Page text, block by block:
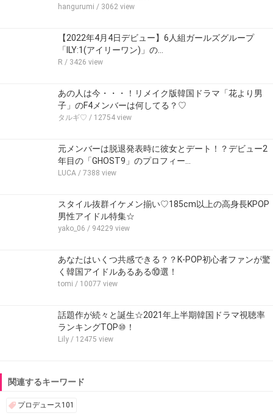
hangurumi / 3062 view
【2022年4月4日デビュー】6人組ガールズグループ
「ILY:1(アイリーワン)」の…
R / 3426 view
あの人は今・・・！リメイク版韓国ドラマ「花より男
子」のF4メンバーは何してる？♡
タルギ♡ / 12754 view
元メンバーは脱退発表時に彼女とデート！？デビュー2
年目の「GHOST9」のプロフィー…
LUCA / 7388 view
スタイル抜群イケメン揃い♡185cm以上の高身長KPOP
男性アイドル特集☆
yako_06 / 94229 view
あなたはいくつ共感できる？？K-POP初心者ファンが驚
く韓国アイドルあるある⑩選！
tomi / 10077 view
話題作が続々と誕生☆2021年上半期韓国ドラマ視聴率
ランキングTOP⑩！
Lily / 12475 view
関連するキーワード
プロデュース101